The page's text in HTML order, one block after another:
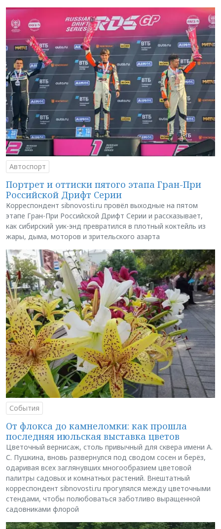
Автоспорт
Портрет и оттиски пятого этапа Гран-При
Российской Дрифт Серии
Корреспондент sibnovosti.ru провёл выходные на пятом
этапе Гран-При Российской Дрифт Серии и рассказывает,
как сибирский уик-энд превратился в плотный коктейль из
жары, дыма, моторов и зрительского азарта
События
От флокса до камнеломки: как прошла
последняя июльская выставка цветов
Цветочный вернисаж, столь привычный для сквера имени А.
С. Пушкина, вновь развернулся под сводом сосен и берёз,
одаривая всех заглянувших многообразием цветовой
палитры садовых и комнатных растений. Внештатный
корреспондент sibnovosti.ru прогулялся между цветочными
стендами, чтобы полюбоваться заботливо выращенной
садовниками флорой